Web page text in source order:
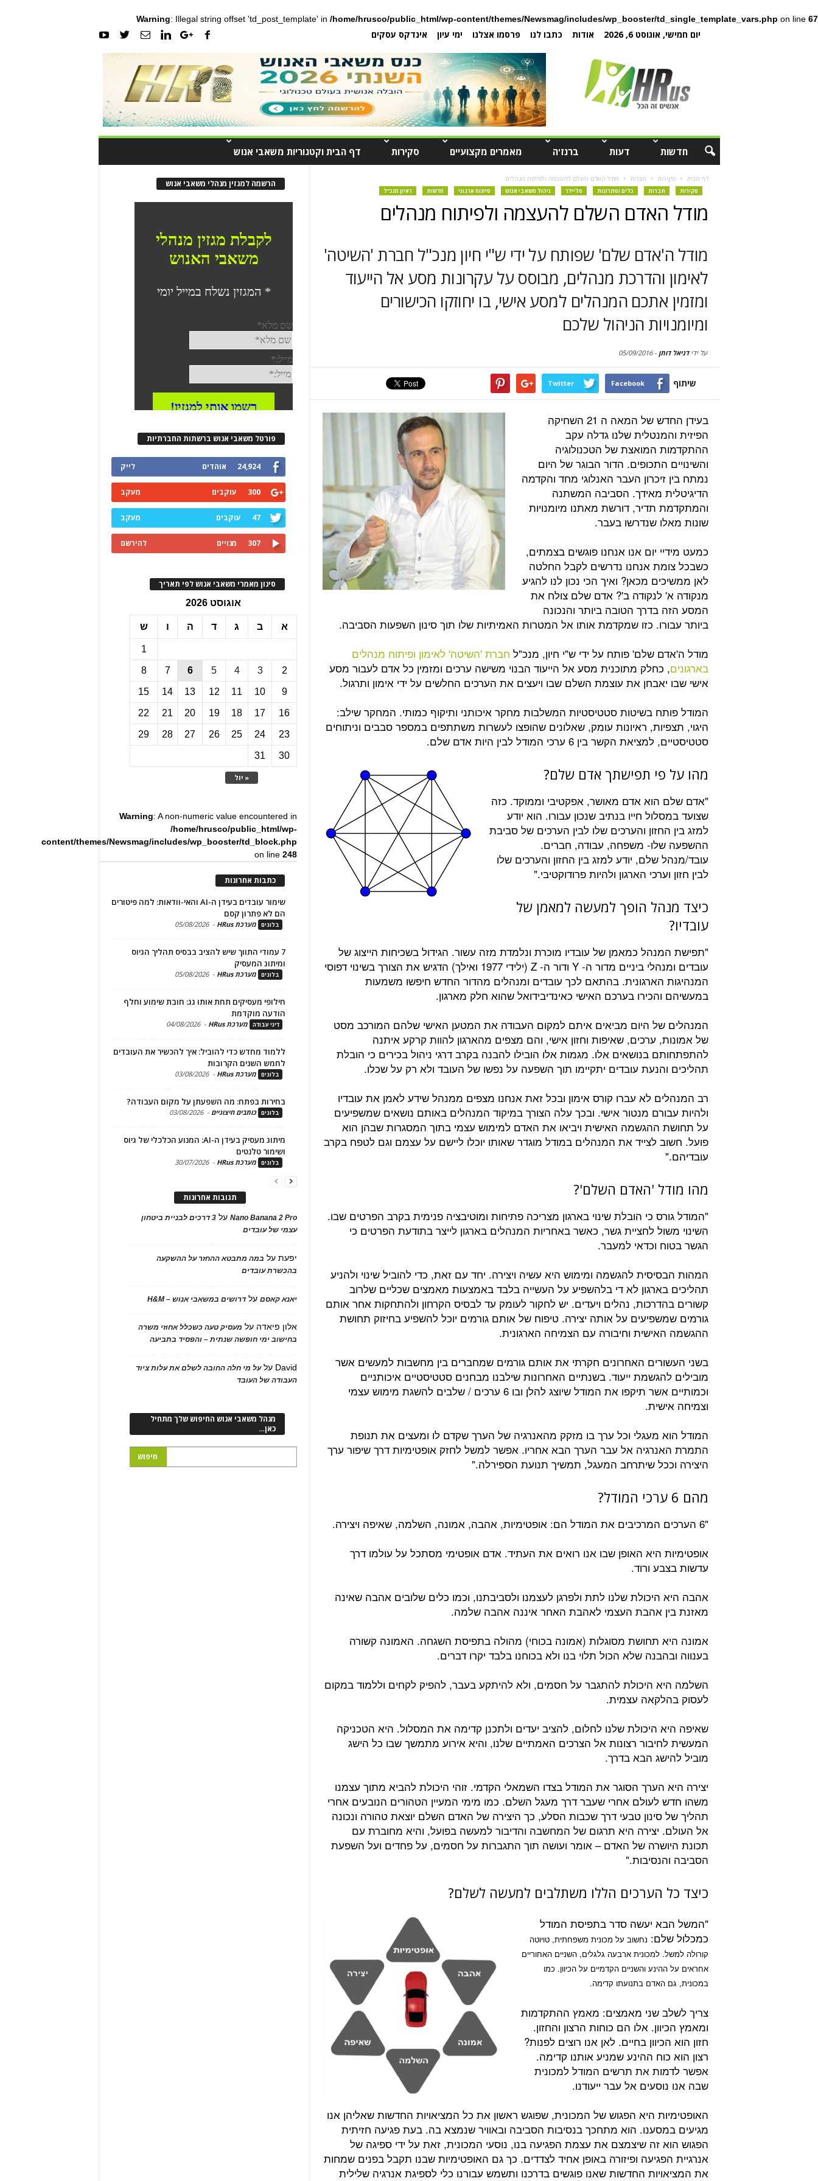
Warning: Illegal string offset 'td_post_template' in /home/hrusco/public_html/wp-content/themes/Newsmag/includes/wp_booster/td_single_template_vars.php on line 67
יום חמישי, אוגוסט 6, 2026 אודות כתבו לנו פרסמו אצלנו ימי עיון אינדקס עסקים
חדשות דעות ברנז'ה מאמרים מקצועיים סקירות דף הבית וקטגוריות משאבי אנוש
דף הבית סקירות חברות מודל האדם השלם להעצמה ולפיתוח מנהלים
סקירות חברות כלים ופתרונות סליידר ניהול משאבי אנוש פיתוח ארגוני חדשות ראיון מנכ"ל
מודל האדם השלם להעצמה ולפיתוח מנהלים
מודל ה'אדם שלם' שפותח על ידי ש"י חיון מנכ"ל חברת 'השיטה'
לאימון והדרכת מנהלים, מבוסס על עקרונות מסע אל הייעוד
ומזמין אתכם המנהלים למסע אישי, בו יחוזקו הכישורים
ומיומנויות הניהול שלכם
על ידידניאל דותן -
05/09/2016
שיתוף Facebook
Twitter
בעידן החדש של המאה ה 21 השחיקה
הפיזית והמנטלית שלנו גדלה עקב
ההתקדמות המואצת של הטכנולוגיה
והשינויים התכופים. הדור הבוגר של היום
נמתח בין זיכרון העבר האנלוגי מחד והקדמה
הדיגיטלית מאידך. הסביבה המשתנה
והמתקדמת תדיר, דורשת מאתנו מיומנויות
שונות מאלו שנדרשו בעבר.
כמעט מידיי יום אנו אנחנו פוגשים בצמתים,
כשבכל צומת אנחנו נדרשים לקבל החלטה
לאן ממשיכים מכאן? ואיך הכי נכון לנו להגיע
מנקודה א' לנקודה ב'? אדם שלם צולח את
המסע הזה בדרך הטובה ביותר והנכונה
ביותר עבורו. כזו שמקדמת אותו אל המטרות האמיתיות שלו תוך סינון השפעות הסביבה.
מודל ה'אדם שלם' פותח על ידי ש"י חיון, מנכ"ל חברת 'השיטה' לאימון ופיתוח מנהלים
בארגונים, כחלק מתוכנית מסע אל הייעוד הבנוי משישה ערכים ומזמין כל אדם לעבור מסע
אישי שבו יאבחן את עוצמת השלם שבו ויעצים את הערכים החלשים על ידי אימון ותרגול.
המודל פותח בשיטות סטטיסטיות המשלבות מחקר איכותני ותיקוף כמותי. המחקר שילב:
היגוי, תצפיות, ראיונות עומק, שאלונים שהופצו לעשרות משתתפים במספר סבבים וניתוחים
סטטיסטיים, למציאת הקשר בין 6 ערכי המודל לבין היות אדם שלם.
מהו על פי תפישתך אדם שלם?
"אדם שלם הוא אדם מאושר, אפקטיבי וממוקד. כזה
שצועד במסלול חייו בנתיב שנכון עבורו. הוא יודע
למזג בין החזון והערכים שלו לבין הערכים של סביבת
ההשפעה שלו- משפחה, עבודה, חברים.
עובד/מנהל שלם, יודע למזג בין החזון והערכים שלו
לבין חזון וערכי הארגון ולהיות פרודוקטיבי."
כיצד מנהל הופך למעשה למאמן של
עובדיו?
"תפישת המנהל כמאמן של עובדיו מוכרת ונלמדת מזה עשור. הגידול בשכיחות הייצוג של
עובדים ומנהלי ביניים מדור ה- Y ודור ה- Z (ילידי 1977 ואילך) הדגיש את הצורך בשינוי דפוסי
המנהיגות הארגונית. בהתאם לכך עובדים ומנהלים מהדור החדש חיפשו משמעות
במעשיהם והכירו בערכם האישי כאינדיבידואל שהוא חלק מארגון.
המנהלים של היום מביאים איתם למקום העבודה את המטען האישי שלהם המורכב מסט
של אמונות, ערכים, שאיפות וחזון אישי, והם מצפים מהארגון להוות קרקע איתנה
להתפתחותם בנושאים אלו. מגמות אלו הובילו להבנה בקרב דרגי ניהול בכירים כי הובלת
תהליכים והנעת עובדים יתקיימו תוך השפעה על נפשו של העובד ולא רק על שכלו.
רב המנהלים לא עברו קורס אימון ובכל זאת אנחנו מצפים ממנהל שידע לאמן את עובדיו
ולהיות עבורם מנטור אישי. ובכך עלה הצורך במיקוד המנהלים באותם נושאים שמשפיעים
על תחושת ההגשמה האישית ויביאו את האדם למימוש עצמי בתוך המסגרות שבהן הוא
פועל. חשוב לצייד את המנהלים במודל מוגדר שאותו יוכלו ליישם על עצמם וגם לטפח בקרב
עובדיהם."
מהו מודל 'האדם השלם'?
"המודל גורס כי הובלת שינוי בארגון מצריכה פתיחות ומוטיבציה פנימית בקרב הפרטים שבו.
השינוי משול לחציית גשר, כאשר באחריות המנהלים בארגון לייצר בתודעת הפרטים כי
הגשר בטוח וכדאי למעבר.
המהות הבסיסית להגשמה ומימוש היא עשיה ויצירה. יחד עם זאת, כדי להוביל שינוי ולהניע
תהליכים בארגון לא די בלהשפיע על העשייה בלבד באמצעות מאמצים שכליים שלרוב
קשורים בהדרכות, נהלים ויעדים. יש לחקור לעומק עד לבסיס הקרחון ולהתחקות אחר אותם
גורמים שמשפיעים על אותה יצירה. טיפוח של אותם גורמים יוכל להשפיע בחיזוק תחושת
ההגשמה האישית וחיבורה עם הצמיחה הארגונית.
בשני העשורים האחרונים חקרתי את אותם גורמים שמחברים בין מחשבות למעשים אשר
מובילים להגשמת ייעוד. בשנתיים האחרונות שילבנו מבחנים סטטיסטיים איכותניים
וכמותיים אשר תיקפו את המודל שיוצג להלן ובו 6 ערכים / שלבים להשגת מימוש עצמי
וצמיחה אישית.
המודל הוא מעגלי וכל ערך בו מזקק מהאנרגיה של הערך שקדם לו ומעצים את תנופת
התמרת האנרגיה אל עבר הערך הבא אחריו. אפשר למשל לחזק אופטימיות דרך שיפור ערך
היצירה וככל שיתרחב המעגל, תמשיך תנועת הספירלה."
מהם 6 ערכי המודל?
"6 הערכים המרכיבים את המודל הם: אופטימיות, אהבה, אמונה, השלמה, שאיפה ויצירה.
אופטימיות היא האופן שבו אנו רואים את העתיד. אדם אופטימי מסתכל על עולמו דרך
עדשות בצבע ורוד.
אהבה היא היכולת שלנו לתת ולפרגן לעצמנו ולסביבתנו, וכמו כלים שלובים אהבה שאינה
מאזנת בין אהבת העצמי לאהבת האחר איננה אהבה שלמה.
אמונה היא תחושת מסוגלות (אמונה בכוחי) מהולה בתפיסת השגחה. האמונה קשורה
בענווה ובהבנה שלא הכול תלוי בנו ולא בכוחנו בלבד יקרו דברים.
השלמה היא היכולת להתגבר על חסמים, ולא להיתקע בעבר, להפיק לקחים וללמוד במקום
לעסוק בהלקאה עצמית.
שאיפה היא היכולת שלנו לחלום, להציב יעדים ולתכנן קדימה את המסלול. היא הטכניקה
המעשית לחיבור רצונות אל הצרכים האמתיים שלנו, והיא אירוע מתמשך שבו כל הישג
מוביל להישג הבא בדרך.
יצירה היא הערך הסוגר את המודל בצדו השמאלי הקדמי. זוהי היכולת להביא מתוך עצמנו
משהו חדש לעולם אחרי שעבר דרך מעגל השלם. כמו מימי המעיין הטהורים הנובעים אחרי
תהליך של סינון טבעי דרך שכבות הסלע, כך היצירה של האדם השלם יוצאת טהורה ונכונה
אל העולם. יצירה היא תרגום של המחשבה והדיבור למעשה בפועל, והיא מחוברת עם
תכונת היושרה של האדם – אומר ועושה תוך התגברות על חסמים, על פחדים ועל השפעת
הסביבה והנסיבות."
כיצד כל הערכים הללו משתלבים למעשה לשלם?
"המשל הבא יעשה סדר בתפיסת המודל
כמכלול שלם: נחשוב על מכונית משפחתית, טויוטה
קורולה למשל. למכונית ארבעה גלגלים, השניים האחוריים
אחראים על ההינע והשניים הקדמיים על הכיוון. כמו
במכונית, גם האדם בתנועתו קדימה.
צריך לשלב שני מאמצים: מאמץ ההתקדמות
ומאמץ הכיוון. אלו הם כוחות הרצון והחזון.
חזון הוא הכיוון בחיים. לאן אנו רוצים לפנות?
רצון הוא כוח ההינע שמניע אותנו קדימה.
אפשר לדמות את תרשים המודל למכונית
שבה אנו נוסעים אל עבר ייעודנו.
האופטימיות היא הפגוש של המכונית, שפוגש ראשון את כל המציאויות החדשות שאליהן אנו
מגיעים במסענו. הוא מתחכך בנסיבות הסביבה ובאוויר שנמצא בה. בעת פגיעה חזיתית
הפגוש הוא זה שיצמצם את עצמת הפגיעה בנו, נוסעי המכונית, זאת על ידי ספיגה של
אנרגיית הפגיעה ופיזורה באופן אחיד לצדדים. כך גם האופטימיות שבנו תקבל בפנים שמחות
את המציאויות החדשות שאנו פוגשים בדרכנו ותשמש עבורנו כלי לספיגת אנרגיה שלילית
הרשמה למגזין מנהלי משאבי אנוש
פורטל משאבי אנוש ברשתות החברתיות
24,924 אוהדים לייק
300 עוקבים מעקב
47 עוקבים מעקב
307 מנויים להירשם
סינון מאמרי משאבי אנוש לפי תאריך
אוגוסט 2026
א ב ג ד ה ו ש
« יול
1
2
3
4
5
6
7
8
9
10
11
12
13
14
15
16
17
18
19
20
21
22
23
24
25
26
27
28
29
30
31
Warning: A non-numeric value encountered in
/home/hrusco/public_html/wp-
content/themes/Newsmag/includes/wp_booster/td_block.php
on line248
כתבות אחרונות
שימור עובדים בעידן ה-AI והאי-וודאות: למה פיטורים
הם לא פתרון קסם
בלוגים מערכת HRus -
05/08/2026
7 עמודי התווך שיש להציב בבסיס תהליך הגיוס
ומיתוג המעסיק
בלוגים מערכת HRus -
05/08/2026
חילופי מעסיקים תחת אותו גג: חובת שימוע וחלף
הודעה מוקדמת
דיני עבודה מערכת HRus -
04/08/2026
ללמוד מחדש כדי להוביל: איך להכשיר את העובדים
לחמש השנים הקרובות
בלוגים מערכת HRus -
03/08/2026
בחירות בפתח: מה השפעתן על מקום העבודה?
בלוגים כותבים חיצוניים -
03/08/2026
מיתוג מעסיק בעידן ה-AI: המנוע הכלכלי של גיוס
ושימור טלנטים
בלוגים מערכת HRus -
30/07/2026
תגובות אחרונות
Nano Banana 2 Proעל 3 דרכים לבניית ביטחון
עצמי של עובדים
יפעתעל במה מתבטא ההחזר על ההשקעה
בהכשרת עובדים
יאנא קאסםעלדרושים במשאבי אנוש – H&M
אלון פיאדה על מעסיק טעה כשכלל אחוזי משרה
בחישוב ימי חופשה שנתית – והפסיד בתביעה
David עלעל מי חלה החובה לשלם את עלות ציוד
העבודה של העובד
מנהל משאבי אנוש החיפוש שלך מתחיל
כאן…